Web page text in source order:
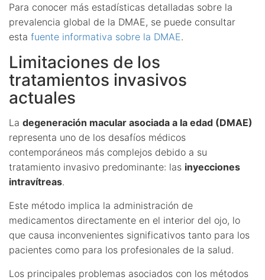
Para conocer más estadísticas detalladas sobre la
prevalencia global de la DMAE, se puede consultar
esta fuente informativa sobre la DMAE.
Limitaciones de los
tratamientos invasivos
actuales
La degeneración macular asociada a la edad (DMAE)
representa uno de los desafíos médicos
contemporáneos más complejos debido a su
tratamiento invasivo predominante: las inyecciones
intravítreas.
Este método implica la administración de
medicamentos directamente en el interior del ojo, lo
que causa inconvenientes significativos tanto para los
pacientes como para los profesionales de la salud.
Los principales problemas asociados con los métodos